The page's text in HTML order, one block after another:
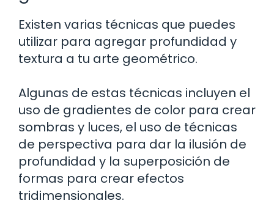
Existen varias técnicas que puedes
utilizar para agregar profundidad y
textura a tu arte geométrico.
Algunas de estas técnicas incluyen el
uso de gradientes de color para crear
sombras y luces, el uso de técnicas
de perspectiva para dar la ilusión de
profundidad y la superposición de
formas para crear efectos
tridimensionales.